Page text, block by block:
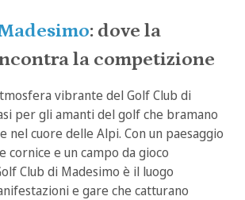
: dove la
la competizione
vibrante del Golf Club di
per gli amanti del golf che bramano
nel cuore delle Alpi. Con un paesaggio
cornice e un campo da gioco
Club di Madesimo è il luogo
e gare che catturano